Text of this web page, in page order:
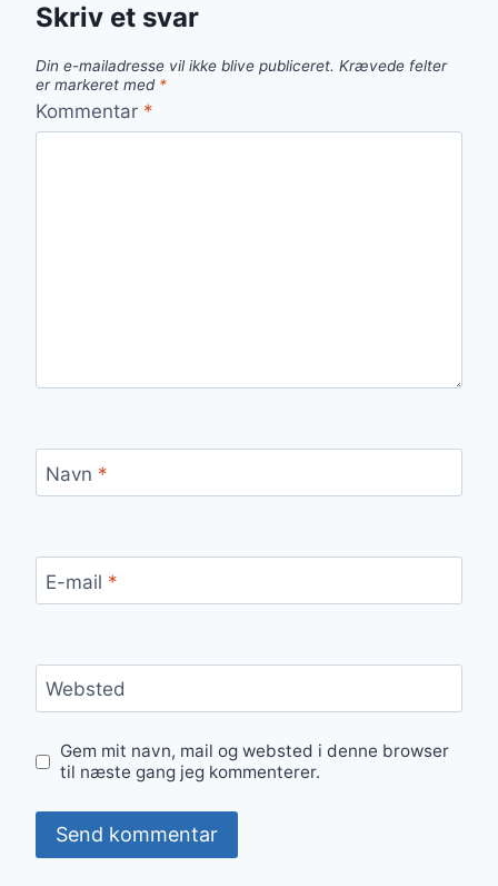
Skriv et svar
Din e-mailadresse vil ikke blive publiceret. Krævede felter
er markeret med *
Kommentar *
Navn *
E-mail *
Websted
Gem mit navn, mail og websted i denne browser
til næste gang jeg kommenterer.